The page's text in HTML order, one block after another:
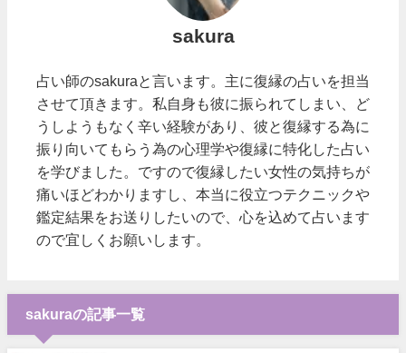
sakura
占い師のsakuraと言います。主に復縁の占いを担当
させて頂きます。私自身も彼に振られてしまい、ど
うしようもなく辛い経験があり、彼と復縁する為に
振り向いてもらう為の心理学や復縁に特化した占い
を学びました。ですので復縁したい女性の気持ちが
痛いほどわかりますし、本当に役立つテクニックや
鑑定結果をお送りしたいので、心を込めて占います
ので宜しくお願いします。
sakuraの記事一覧